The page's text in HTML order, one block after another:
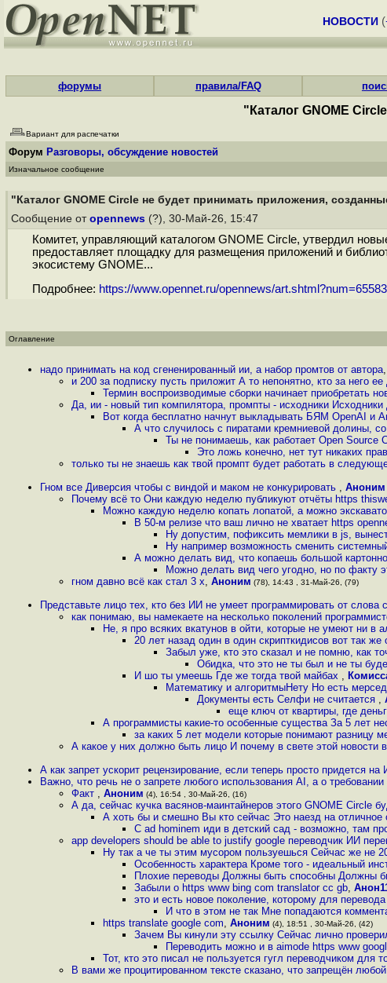
НОВОСТИ (
форумы правила/FAQ
"Каталог GNOME
Вариант для распечатки
Форум Разговоры, обсуждение новостей
Изначальное сообщение
"Каталог GNOME Circle не будет принимать приложения,
Сообщение от opennews (?), 30-Май-26, 15:47
Комитет, управляющий каталогом GNOME Circle, утвердил
предоставляет площадку для размещения приложений и
экосистему GNOME...
Подробнее: https://www.opennet.ru/opennews/art.shtml?num=65583
Оглавление
надо принимать на код сгененированный ии, а набор промтов от автора,
и 200 за подписку пусть приложит А то непонятно, кто за него
Термин воспроизводимые сборки начинает приобретать
Да, ии - новый тип компилятора, промпты - исходники
Вот когда бесплатно начнут выкладывать БЯМ OpenAI и
А что случилось с пиратами кремниевой долины,
Ты не понимаешь, как работает Open Source
Это ложь конечно, нет тут никаких
только ты не знаешь как твой промпт будет работать в
Гном все Диверсия чтобы с виндой и маком не конкурировать , Аноним
Почему всё то Они каждую неделю публикуют отчёты https
Можно каждую неделю копать лопатой, а можно
В 50-м релизе что ваш лично не хватает https
Ну допустим, пофиксить мемлики в js,
Ну например возможность сменить
А можно делать вид, что копаешь большой
Можно делать вид чего угодно, но по факту
гном давно всё как стал 3 x, Аноним (78), 14:43 , 31-Май-26, (79)
Представьте лицо тех, кто без ИИ не умеет программировать от слова
как понимаю, вы намекаете на несколько поколений
Не, я про всяких вкатунов в ойти, которые не умеют ни в
20 лет назад один в один скрипткидисов вот так
Забыл уже, кто это сказал и не помню, как
Обидка, что это не ты был и не ты
И шо ты умеешь Где же тогда твой майбах ,
Математику и алгоритмыНету Но есть
Документы есть Селфи не считается ,
еще ключ от квартиры, где
А программисты какие-то особенные существа За 5 лет
за каких 5 лет модели которые понимают разницу
А какое у них должно быть лицо И почему в свете этой новости
А как запрет ускорит рецензирование, если теперь просто придется на
Важно, что речь не о запрете любого использования AI, а о требовании
Факт , Аноним (4), 16:54 , 30-Май-26, (16)
А да, сейчас кучка васянов-маинтайнеров этого GNOME Circle
А хоть бы и смешно Вы кто сейчас Это наезд на отличное
С ad hominem иди в детский сад - возможно, там
app developers should be able to justify google переводчик ИИ
Ну так а че ты этим мусором пользуешься Сейчас же не
Особенность характера Кроме того - идеальный
Плохие переводы Должны быть способны Должны
Забыли о https www bing com translator cc gb,
это и есть новое поколение, которому для
И что в этом не так Мне попадаются
https translate google com, Аноним (4), 18:51 , 30-Май-26, (42)
Зачем Вы кинули эту ссылку Сейчас лично
Переводить можно и в aimode https www
Тот, кто это писал не пользуется гугл переводчиком для
В вами же процитированном тексте сказано, что запрещён